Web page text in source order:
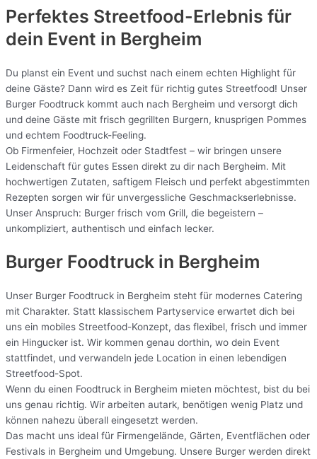
Perfektes Streetfood-Erlebnis für
dein Event in Bergheim
Du planst ein Event und suchst nach einem echten Highlight für
deine Gäste? Dann wird es Zeit für richtig gutes Streetfood! Unser
Burger Foodtruck kommt auch nach Bergheim und versorgt dich
und deine Gäste mit frisch gegrillten Burgern, knusprigen Pommes
und echtem Foodtruck-Feeling.
Ob Firmenfeier, Hochzeit oder Stadtfest – wir bringen unsere
Leidenschaft für gutes Essen direkt zu dir nach Bergheim. Mit
hochwertigen Zutaten, saftigem Fleisch und perfekt abgestimmten
Rezepten sorgen wir für unvergessliche Geschmackserlebnisse.
Unser Anspruch: Burger frisch vom Grill, die begeistern –
unkompliziert, authentisch und einfach lecker.
Burger Foodtruck in Bergheim
Unser Burger Foodtruck in Bergheim steht für modernes Catering
mit Charakter. Statt klassischem Partyservice erwartet dich bei
uns ein mobiles Streetfood-Konzept, das flexibel, frisch und immer
ein Hingucker ist. Wir kommen genau dorthin, wo dein Event
stattfindet, und verwandeln jede Location in einen lebendigen
Streetfood-Spot.
Wenn du einen Foodtruck in Bergheim mieten möchtest, bist du bei
uns genau richtig. Wir arbeiten autark, benötigen wenig Platz und
können nahezu überall eingesetzt werden.
Das macht uns ideal für Firmengelände, Gärten, Eventflächen oder
Festivals in Bergheim und Umgebung. Unsere Burger werden direkt